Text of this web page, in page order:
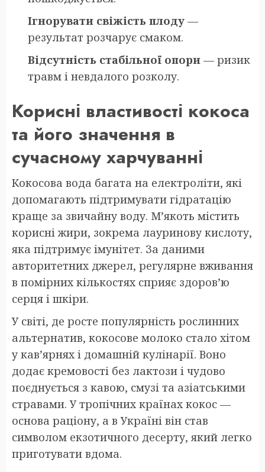
Ігнорувати свіжість плоду —
результат розчарує смаком.
Відсутність стабільної опори — ризик
травм і невдалого розколу.
Корисні властивості кокоса
та його значення в
сучасному харчуванні
Кокосова вода багата на електроліти, які
допомагають підтримувати гідратацію
краще за звичайну воду. М’якоть містить
корисні жири, зокрема лауринову кислоту,
яка підтримує імунітет. За даними
авторитетних джерел, регулярне вживання
в помірних кількостях сприяє здоров’ю
серця і шкіри.
У світі, де росте популярність рослинних
альтернатив, кокосове молоко стало хітом
у кав’ярнях і домашній кулінарії. Воно
додає кремовості без лактози і чудово
поєднується з кавою, смузі та азіатськими
стравами. У тропічних країнах кокос —
основа раціону, а в Україні він став
символом екзотичного десерту, який легко
приготувати вдома.